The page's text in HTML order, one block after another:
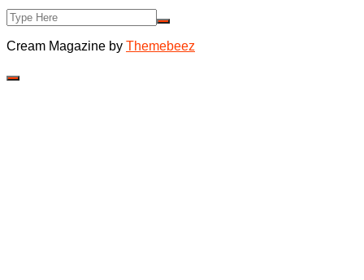
Cream Magazine by Themebeez